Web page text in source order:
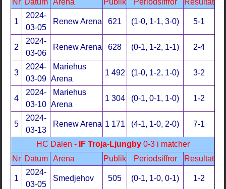
1
2024-
03-05
Renew Arena 621 (1-0, 1-1, 3-0) 5-1
2
2024-
03-06
Renew Arena 628 (0-1, 1-2, 1-1) 2-4
3
2024-
03-09
Mariehus
Arena
1 492 (1-0, 1-2, 1-0) 3-2
4
2024-
03-10
Mariehus
Arena
1 304 (0-1, 0-1, 1-0) 1-2
5
2024-
03-13
Renew Arena 1 171 (4-1, 1-0, 2-0) 7-1
HC Dalen - IF Troja-Ljungby0-3 i matcher
Nr Datum Arena Publik Periodsiffror Resultat
1
2024-
03-05
Smedjehov 505 (0-1, 1-0, 0-1) 1-2